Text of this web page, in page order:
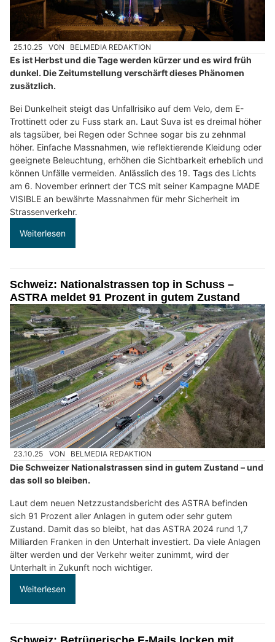
25.10.25 VON BELMEDIA REDAKTION
Es ist Herbst und die Tage werden kürzer und es wird früh
dunkel. Die Zeitumstellung verschärft dieses Phänomen
zusätzlich.
Bei Dunkelheit steigt das Unfallrisiko auf dem Velo, dem E-
Trottinett oder zu Fuss stark an. Laut Suva ist es dreimal höher
als tagsüber, bei Regen oder Schnee sogar bis zu zehnmal
höher. Einfache Massnahmen, wie reflektierende Kleidung oder
geeignete Beleuchtung, erhöhen die Sichtbarkeit erheblich und
können Unfälle vermeiden. Anlässlich des 19. Tags des Lichts
am 6. November erinnert der TCS mit seiner Kampagne MADE
VISIBLE an bewährte Massnahmen für mehr Sicherheit im
Strassenverkehr.
Weiterlesen
Schweiz: Nationalstrassen top in Schuss –
ASTRA meldet 91 Prozent in gutem Zustand
23.10.25 VON BELMEDIA REDAKTION
Die Schweizer Nationalstrassen sind in gutem Zustand – und
das soll so bleiben.
Laut dem neuen Netzzustandsbericht des ASTRA befinden
sich 91 Prozent aller Anlagen in gutem oder sehr gutem
Zustand. Damit das so bleibt, hat das ASTRA 2024 rund 1,7
Milliarden Franken in den Unterhalt investiert. Da viele Anlagen
älter werden und der Verkehr weiter zunimmt, wird der
Unterhalt in Zukunft noch wichtiger.
Weiterlesen